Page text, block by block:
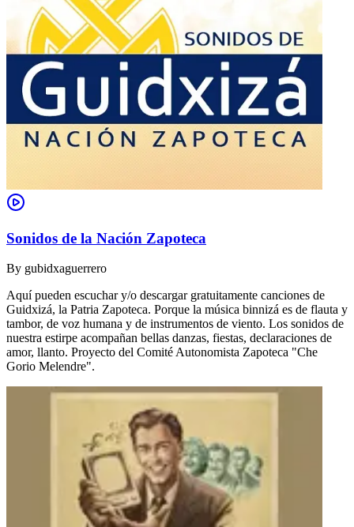
Sonidos de la Nación Zapoteca
By gubidxaguerrero
Aquí pueden escuchar y/o descargar gratuitamente canciones de
Guidxizá, la Patria Zapoteca. Porque la música binnizá es de flauta y
tambor, de voz humana y de instrumentos de viento. Los sonidos de
nuestra estirpe acompañan bellas danzas, fiestas, declaraciones de
amor, llanto. Proyecto del Comité Autonomista Zapoteca "Che
Gorio Melendre".